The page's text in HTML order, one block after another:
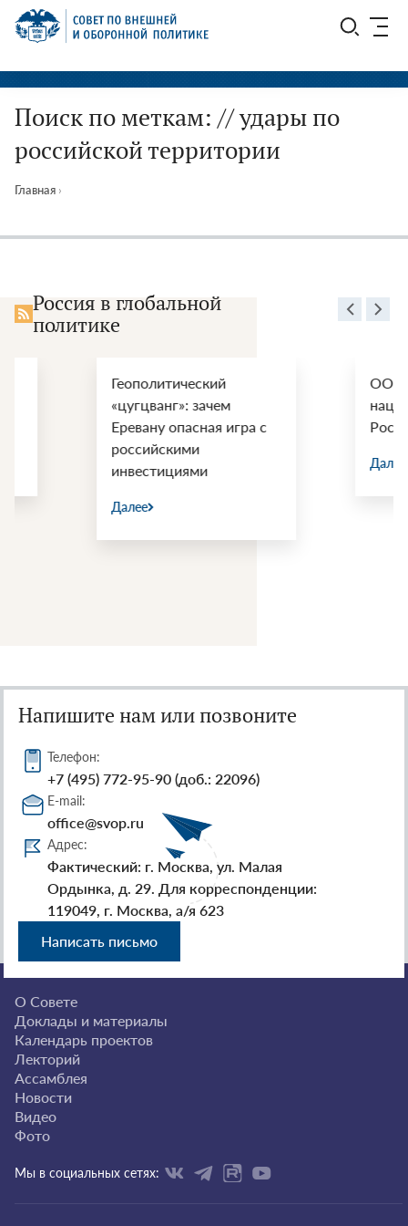
Перейти
СВОП
Поиск по меткам: // удары по
российской территории
Главная ›
Россия в глобальной
политике
Геополитический
«цугцванг»: зачем
Еревану опасная игра с
российскими
инвестициями
ООН, СПИД и
национальные
Напишите нам или позвоните
Телефон:
+7 (495) 772-95-90 (доб.: 22096)
E-mail:
office@svop.ru
Адрес:
Фактический: г. Москва, ул. Малая
Ордынка, д. 29. Для корреспонденции:
119049, г. Москва, а/я 623
Написать письмо
О Совете
Доклады и материалы
Календарь проектов
Лекторий
Ассамблея
Новости
Видео
Фото
Мы в социальных сетях: